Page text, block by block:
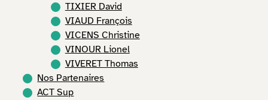
TIXIER David
VIAUD François
VICENS Christine
VINOUR Lionel
VIVERET Thomas
Nos Partenaires
ACT Sup